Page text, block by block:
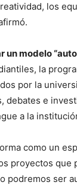
los
un modelo
la
por la
debates e
a la
como un
proyectos
podremos ser